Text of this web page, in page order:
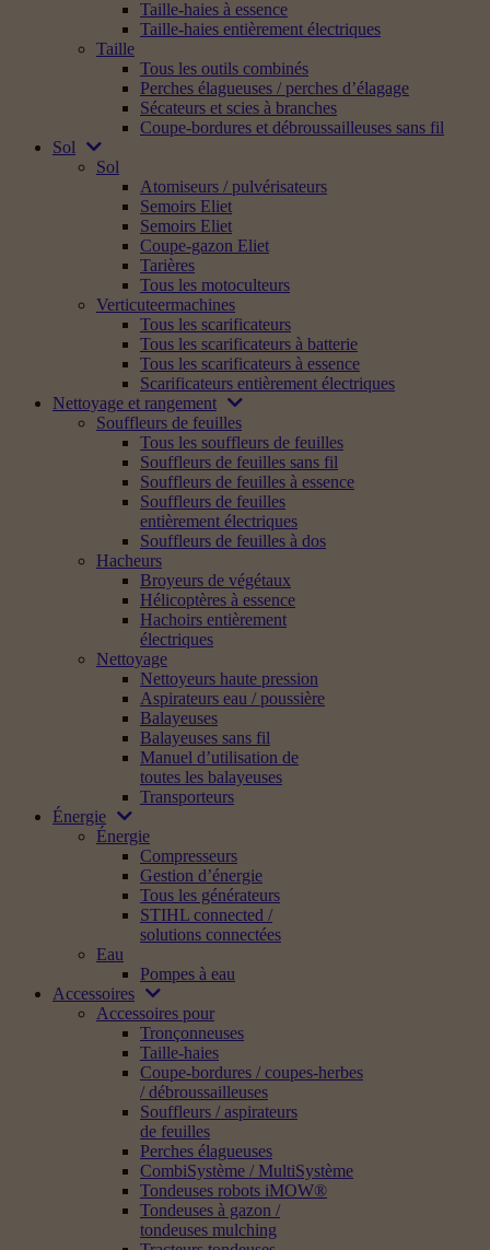
Taille-haies à essence
Taille-haies entièrement électriques
Taille
Tous les outils combinés
Perches élagueuses / perches d’élagage
Sécateurs et scies à branches
Coupe-bordures et débroussailleuses sans fil
Sol
Sol
Atomiseurs / pulvérisateurs
Semoirs Eliet
Semoirs Eliet
Coupe-gazon Eliet
Tarières
Tous les motoculteurs
Verticuteermachines
Tous les scarificateurs
Tous les scarificateurs à batterie
Tous les scarificateurs à essence
Scarificateurs entièrement électriques
Nettoyage et rangement
Souffleurs de feuilles
Tous les souffleurs de feuilles
Souffleurs de feuilles sans fil
Souffleurs de feuilles à essence
Souffleurs de feuilles
entièrement électriques
Souffleurs de feuilles à dos
Hacheurs
Broyeurs de végétaux
Hélicoptères à essence
Hachoirs entièrement
électriques
Nettoyage
Nettoyeurs haute pression
Aspirateurs eau / poussière
Balayeuses
Balayeuses sans fil
Manuel d’utilisation de
toutes les balayeuses
Transporteurs
Énergie
Énergie
Compresseurs
Gestion d’énergie
Tous les générateurs
STIHL connected /
solutions connectées
Eau
Pompes à eau
Accessoires
Accessoires pour
Tronçonneuses
Taille-haies
Coupe-bordures / coupes-herbes
/ débroussailleuses
Souffleurs / aspirateurs
de feuilles
Perches élagueuses
CombiSystème / MultiSystème
Tondeuses robots iMOW®
Tondeuses à gazon /
tondeuses mulching